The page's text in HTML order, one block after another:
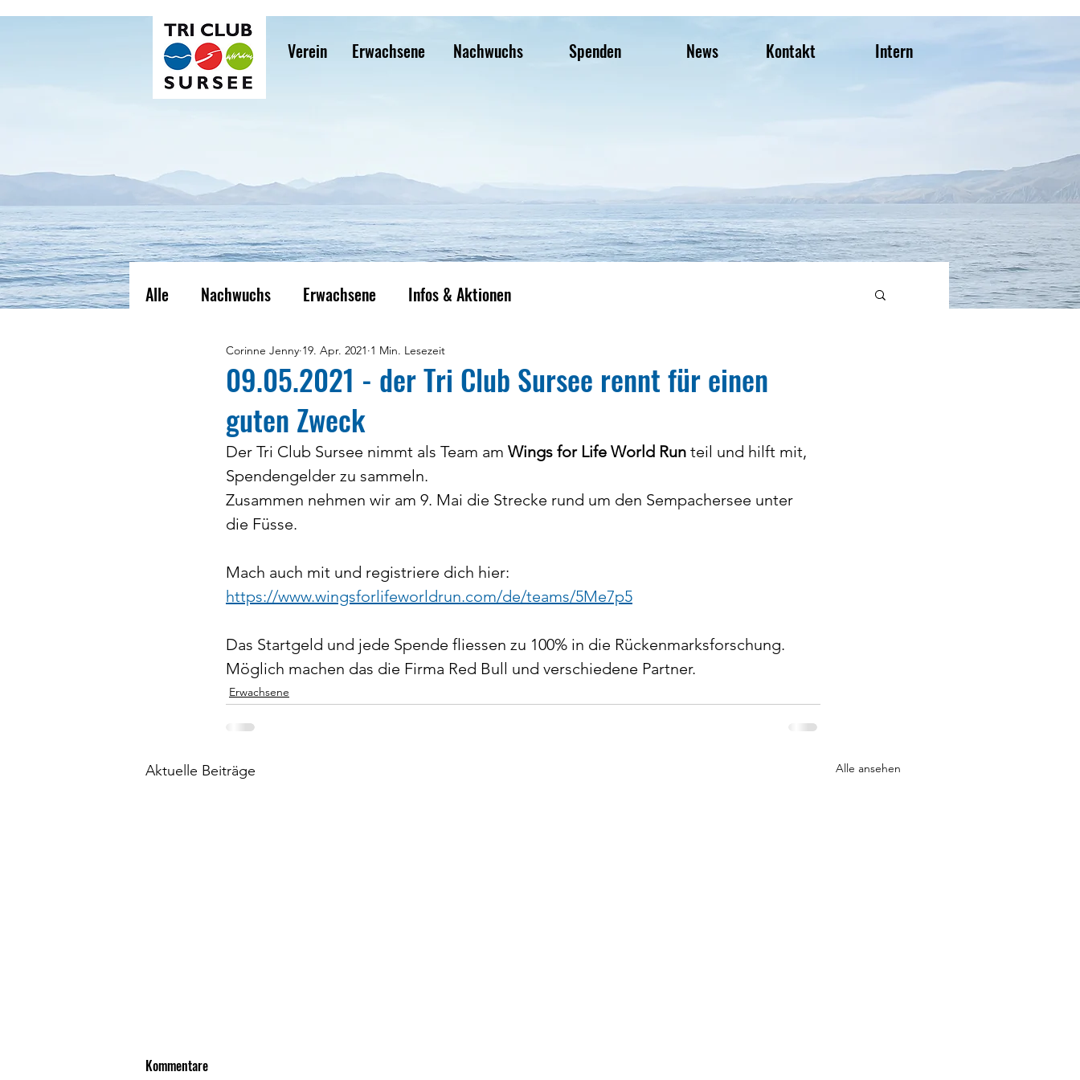
Verein Erwachsene Nachwuchs Spenden News Kontakt Intern
Alle Nachwuchs Erwachsene Infos & Aktionen
09.05.2021 - der Tri Club Sursee rennt für einen
guten Zweck
Corinne Jenny 19. Apr. 2021 1 Min. Lesezeit
Der Tri Club Sursee nimmt als Team am Wings for Life World Run teil und hilft mit,
Spendengelder zu sammeln.
Zusammen nehmen wir am 9. Mai die Strecke rund um den Sempachersee unter
die Füsse.
Mach auch mit und registriere dich hier:
https://www.wingsforlifeworldrun.com/de/teams/5Me7p5
Das Startgeld und jede Spende fliessen zu 100% in die Rückenmarksforschung.
Möglich machen das die Firma Red Bull und verschiedene Partner.
Erwachsene
Aktuelle Beiträge Alle ansehen
Kommentare